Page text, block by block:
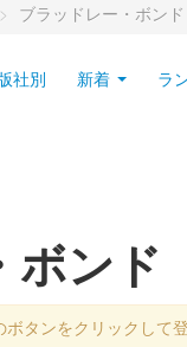
> ブラッドレー・ボンド
社別 新着 ラ
ボンド
タンをクリックして登